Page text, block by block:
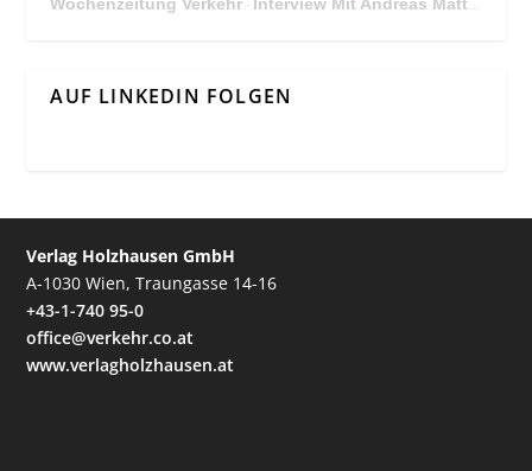
·
AUF LINKEDIN FOLGEN
Verlag Holzhausen GmbH
A-1030 Wien, Traungasse 14-16
+43-1-740 95-0
office@verkehr.co.at
www.verlagholzhausen.at